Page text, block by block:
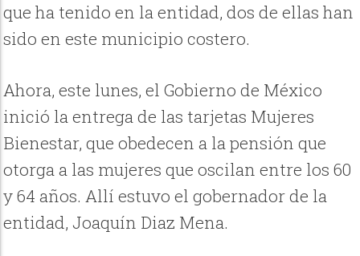
que ha tenido en la entidad, dos de ellas han
sido en este municipio costero.
Ahora, este lunes, el Gobierno de México
inició la entrega de las tarjetas Mujeres
Bienestar, que obedecen a la pensión que
otorga a las mujeres que oscilan entre los 60
y 64 años. Allí estuvo el gobernador de la
entidad, Joaquín Diaz Mena.